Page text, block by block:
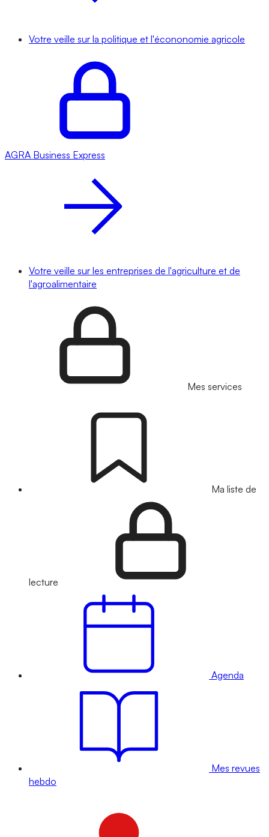
Votre veille sur la politique et l'écononomie agricole
AGRA Business Express
Votre veille sur les entreprises de l'agriculture et de
l'agroalimentaire
Mes services
Ma liste de
lecture
Agenda
Mes revues
hebdo